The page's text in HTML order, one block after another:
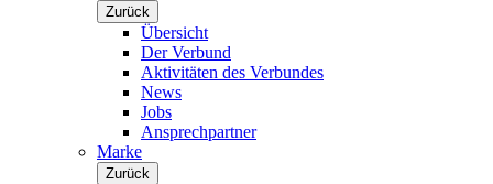
Zurück
Übersicht
Der Verbund
Aktivitäten des Verbundes
News
Jobs
Ansprechpartner
Marke
Zurück